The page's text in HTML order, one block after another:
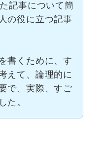
記事について簡
の役に立つ記事
書くために、す
えて、論理的に
で、実際、すご
た。